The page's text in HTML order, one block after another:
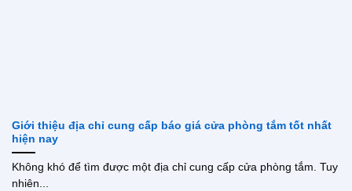
Giới thiệu địa chỉ cung cấp báo giá cửa phòng tắm tốt nhất
hiện nay
Không khó để tìm được một địa chỉ cung cấp cửa phòng tắm. Tuy
nhiên...